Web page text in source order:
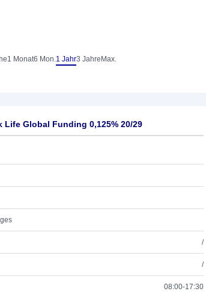
1 Monat6 Mon.1 Jahr3 Jahre Max.
Life Global Funding 0,125% 20/29
/
/
08:00-17:30